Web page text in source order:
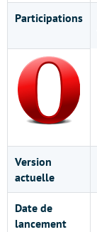
Participations
Version
actuelle
Date de
lancement